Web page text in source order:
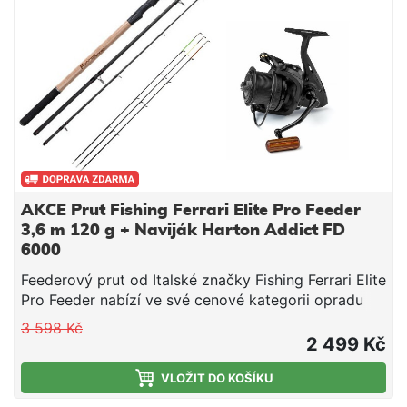
zesíleného polyesteru 210D s vodním sloupcem
10000mm. Rozměr:2,25x2,25x2m Vodní sloupec
10000mm Váha 13kg Podlážka na zip Transportní
rozměr 130x20cm
AKCE Prut Fishing Ferrari Elite Pro Feeder
3,6 m 120 g + Naviják Harton Addict FD
6000
Feederový prut od Italské značky Fishing Ferrari Elite
Pro Feeder nabízí ve své cenové kategorii opradu
prémiové zpracování. Blank prutu je z robustního ale
zároveň lehkého 100 % Carbonu, díky tomu si prut
zachovává obdivuhodou sílů a lehkost. Plně
parabolická akce dokonale tlumí výpady ryb a
3 598 Kč
2 499 Kč
VLOŽIT DO KOŠÍKU